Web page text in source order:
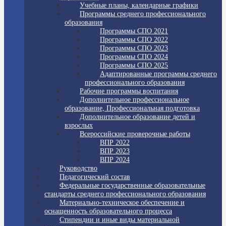
Учебные планы, календарные графики
Программы среднего профессионального
образования
Программы СПО 2021
Программы СПО 2022
Программы СПО 2023
Программы СПО 2024
Программы СПО 2025
Адаптированные программы среднего
профессионального образования
Рабочие программы воспитания
Дополнительное профессиональное
образование, Профессиональная подготовка
Дополнительное образование детей и
взрослых
Всероссийские проверочные работы
ВПР 2022
ВПР 2023
ВПР 2024
Руководство
Педагогический состав
Федеральные государственные образовательные
стандарты среднего профессионального образования
Материально-техническое обеспечение и
оснащенность образовательного процесса
Стипендии и иные виды материальной